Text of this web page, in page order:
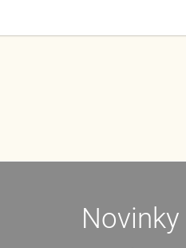
Novinky